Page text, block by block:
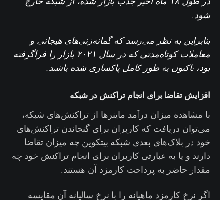
شود.
بنابراین به نظر می‌رسد که گمانه‌زنی‌های هیجانی و
معاملات کوتاه‌مدتی که در سال ۲۰۲۱ بازار را فراگرفته
بود، تاکنون به طور کامل پاکسازی شده باشند.
افزایش تقاضا برای انجام تراکنش‌ در شبکه
با مشاهده میزان درآمد ماینرها از تراکنش‌های شبکه،
می‌توان دریافت که کاربران برای گنجاندن تراکنش‌های
خود در بلاک‌های بعدی شبکه بیتکوین چه میزان تقاضا
دارند و یا به عبارتی کاربران برای انجام تراکنش‌ خود چه
مقدار حاضر به پرداخت کارمزد آن هستند.
اگر نرخ کارمزد ماهیانه را با نرخ سالیانه آن مقایسه